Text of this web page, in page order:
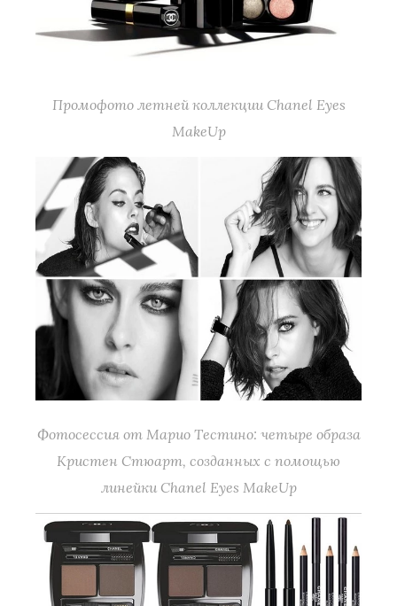
Промофото летней коллекции Chanel Eyes
MakeUp
Фотосессия от Марио Тестино: четыре образа
Кристен Стюарт, созданных с помощью
линейки Chanel Eyes MakeUp